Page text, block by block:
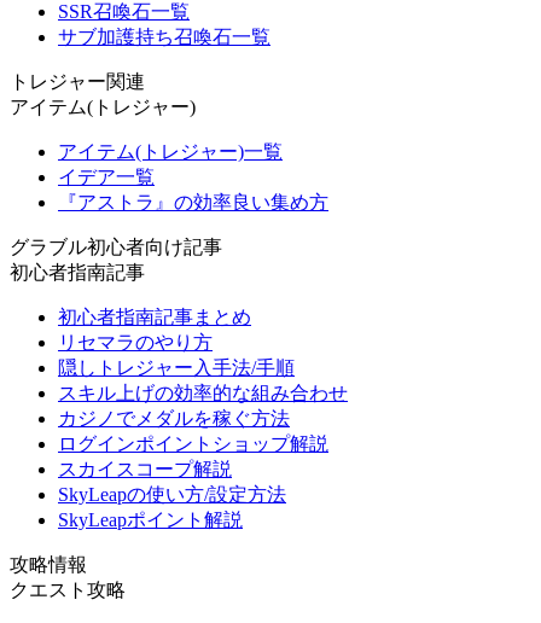
SSR召喚石一覧
サブ加護持ち召喚石一覧
トレジャー関連
アイテム(トレジャー)
アイテム(トレジャー)一覧
イデア一覧
『アストラ』の効率良い集め方
グラブル初心者向け記事
初心者指南記事
初心者指南記事まとめ
リセマラのやり方
隠しトレジャー入手法/手順
スキル上げの効率的な組み合わせ
カジノでメダルを稼ぐ方法
ログインポイントショップ解説
スカイスコープ解説
SkyLeapの使い方/設定方法
SkyLeapポイント解説
攻略情報
クエスト攻略